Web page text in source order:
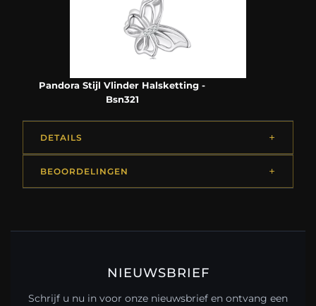
Pandora Stijl Vlinder Halsketting -
Bsn321
DETAILS
BEOORDELINGEN
NIEUWSBRIEF
Schrijf u nu in voor onze nieuwsbrief en ontvang een